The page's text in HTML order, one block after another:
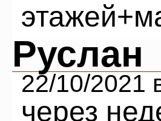
Руслан
22/10/2021
через